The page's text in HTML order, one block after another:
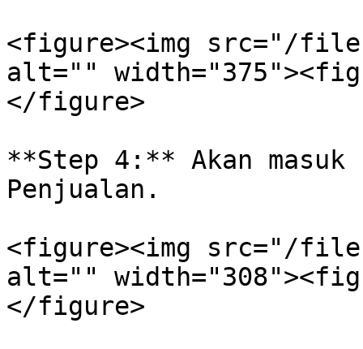
<figure><img src="/files/
alt=""
</figure>
**Step 4:** Akan
Penjualan.
<figure><img src="/
alt=""
</figure>